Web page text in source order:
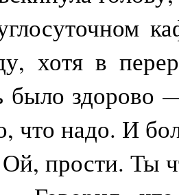
хотя в
было здорово
что надо. И
прости. Ты